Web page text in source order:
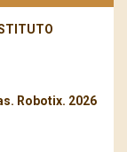
Robotix. 2026